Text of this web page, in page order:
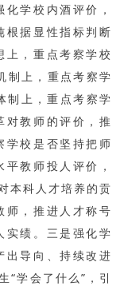
学校内酒评价，
根据显性指标判断
上，重点考察学校
制上，重点考察学
制上，重点考察学
对教师的评价，推
学校是否坚持把师
教师投人评价，
本科人才培养的贡
师，推进人才称号
实绩。三是强化学
出导向、持续改进
“学会了什么”，引